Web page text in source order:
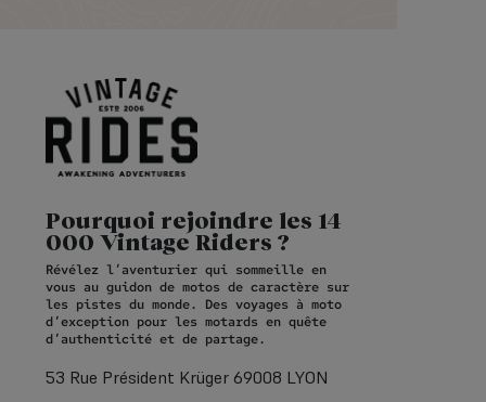
Pourquoi rejoindre les 14
000 Vintage Riders ?
Révélez l’aventurier qui sommeille en
vous au guidon de motos de caractère sur
les pistes du monde. Des voyages à moto
d’exception pour les motards en quête
d’authenticité et de partage.
53 Rue Président Krüger 69008 LYON